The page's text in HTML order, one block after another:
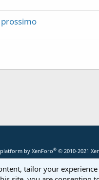
by XenForo® © 2010-2021
tailor your